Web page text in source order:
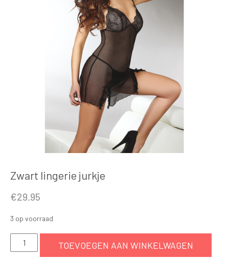
Zwart lingerie jurkje
€29.95
3 op voorraad
Zwart
lingerie
TOEVOEGEN AAN WINKELWAGEN